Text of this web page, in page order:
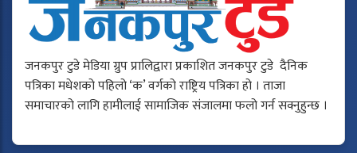
जनकपुर टुडे मेडिया ग्रुप प्रालिद्वारा प्रकाशित जनकपुर टुडे दैनिक
पत्रिका मधेशको पहिलो ‘क’ वर्गको राष्ट्रिय पत्रिका हो । ताजा
समाचारको लागि हामीलाई सामाजिक संजालमा फलो गर्न सक्नुहुन्छ ।